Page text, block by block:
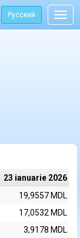
Русский
23 ianuarie 2026
19,9557 MDL
17,0532 MDL
3,9178 MDL